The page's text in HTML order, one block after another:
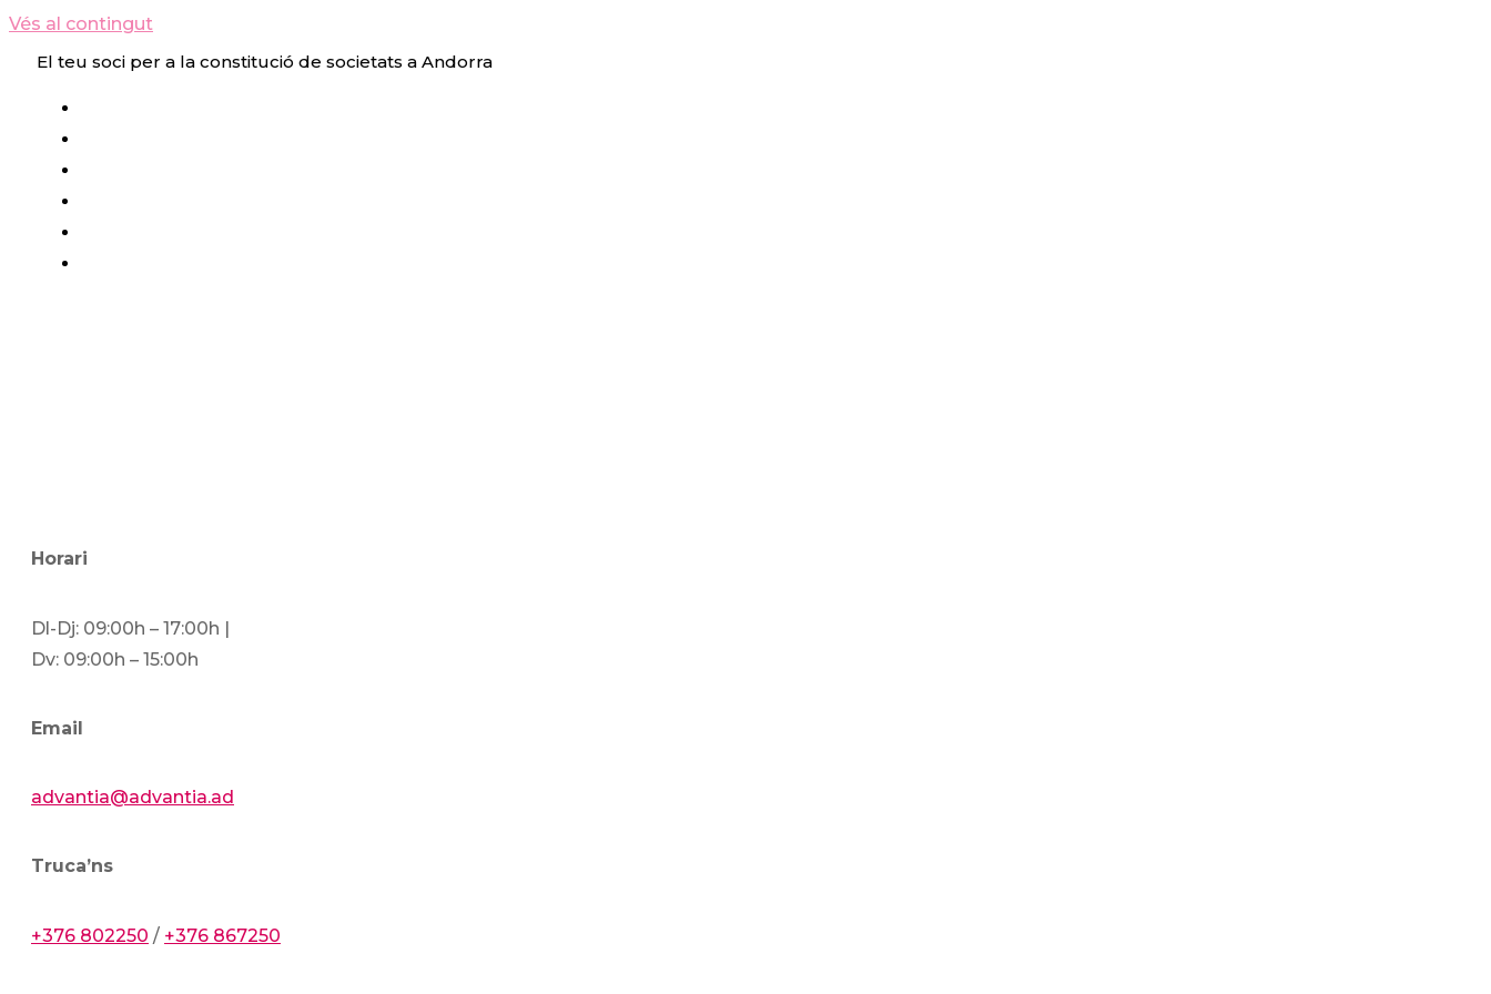
Vés al contingut
El teu soci per a la constitució de societats a Andorra
Horari
Dl-Dj: 09:00h – 17:00h |
Dv: 09:00h – 15:00h
Email
advantia@advantia.ad
Truca’ns
+376 802250 / +376 867250